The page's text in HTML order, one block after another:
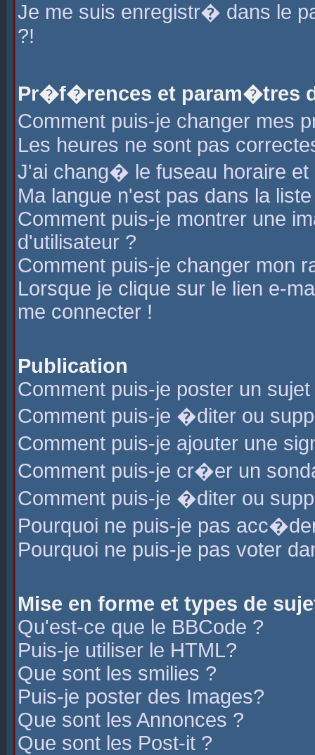
Je me suis enregistr� dans le
?!
Pr�f�rences et param�tres
Comment puis-je changer mes
Les heures ne sont pas
J'ai chang� le fuseau horaire
Ma langue n'est pas dans la
Comment puis-je montrer une
d'utilisateur ?
Comment puis-je changer mon
Lorsque je clique sur le lien e-
me connecter !
Publication
Comment puis-je poster un
Comment puis-je �diter ou
Comment puis-je ajouter une
Comment puis-je cr�er un
Comment puis-je �diter ou
Pourquoi ne puis-je pas
Pourquoi ne puis-je pas voter
Mise en forme et types de
Qu'est-ce que le BBCode ?
Puis-je utiliser le HTML?
Que sont les smilies ?
Puis-je poster des Images?
Que sont les Annonces ?
Que sont les Post-it ?